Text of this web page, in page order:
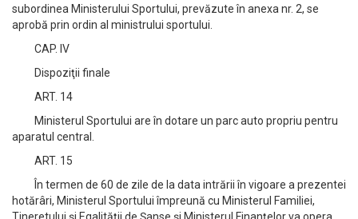
subordinea Ministerului Sportului, prevăzute în anexa nr. 2, se
aprobă prin ordin al ministrului sportului.
CAP. IV
Dispoziţii finale
ART. 14
Ministerul Sportului are în dotare un parc auto propriu pentru
aparatul central.
ART. 15
În termen de 60 de zile de la data intrării în vigoare a prezentei
hotărâri, Ministerul Sportului împreună cu Ministerul Familiei,